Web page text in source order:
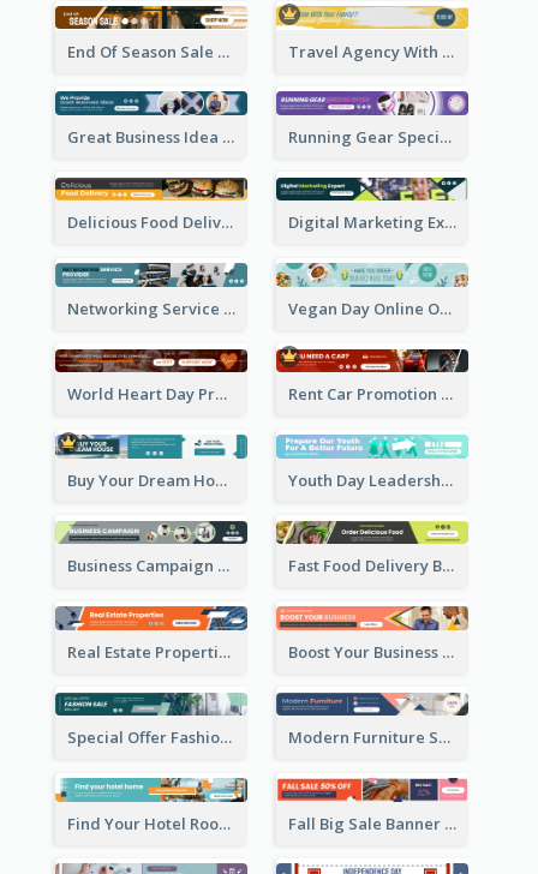
End Of Season Sale Banner Ad Travel Agency With Customized Journey Banner Ad
Great Business Idea Banner Ad Running Gear Special Offer Banner Ad
Delicious Food Delivery Banner Ad Digital Marketing Expert Banner Ad
Networking Service Provider Banner Ad Vegan Day Online Order Banner Ad
World Heart Day Promote Banner Ad Rent Car Promotion Banner Ad
Buy Your Dream House Banner Ad Youth Day Leadership Webinar Banner Ad
Business Campaign Banner Ad Fast Food Delivery Banner Ad
Real Estate Properties Banner Ad Boost Your Business Banner Ad
Special Offer Fashion Sale Banner Ad Modern Furniture Shopping Sale Banner Ad
Find Your Hotel Room Banner Ad Fall Big Sale Banner Ad